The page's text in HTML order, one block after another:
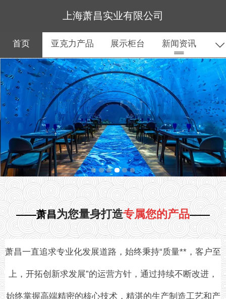
上海萧昌实业有限公司
首页 亚克力产品 展示柜台 新闻资讯
关于我们
——萧昌为您量身打造专属您的产品——
萧昌一直追求专业化发展道路，始终秉持“质量**，客户至
上，开拓创新求发展”的运营方针，通过持续不断改进，
始终掌握高端精密的核心技术，精湛的生产制造工艺和产